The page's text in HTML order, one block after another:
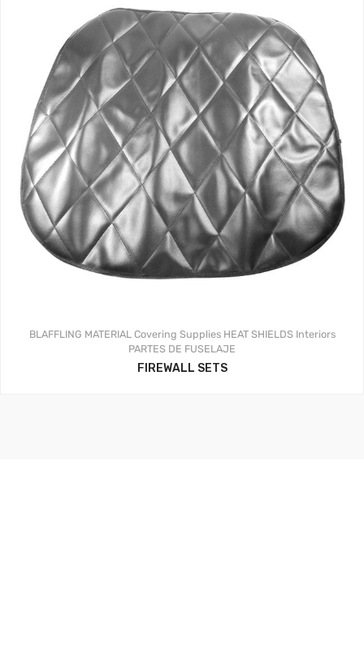
BLAFFLING MATERIAL Covering Supplies HEAT SHIELDS Interiors
PARTES DE FUSELAJE
FIREWALL SETS